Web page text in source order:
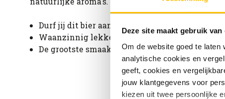
Deze site maakt gebruik van
Om de website goed te laten
analytische cookies en
geeft, cookies en
jouw klantgegevens voor
kiezen uit twee persoonlijke
Durf jij dit bier aan? Fruitig en licht zuur
Waanzinnig lekker bij: Fruitsalade
De grootste smaakexplosie op: 4-8 graden